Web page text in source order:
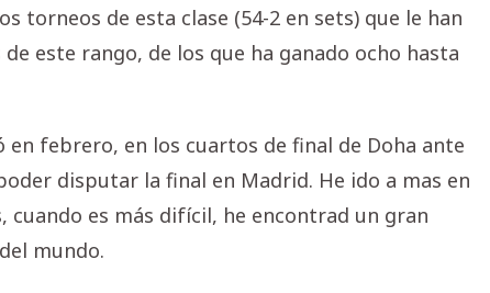
torneos de esta clase (54-2 en sets) que le han
este rango, de los que ha ganado ocho hasta
febrero, en los cuartos de final de Doha ante
disputar la final en Madrid. He ido a mas en
es más difícil, he encontrad un gran
mundo.